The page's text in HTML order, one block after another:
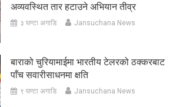
अव्यवस्थित तार हटाउने अभियान तीव्र
३ घण्टा अगाडि Jansuchana News
बाराको चुरियामाईमा भारतीय टेलरको ठक्करबाट
पाँच सवारीसाधनमा क्षति
९ घण्टा अगाडि Jansuchana News